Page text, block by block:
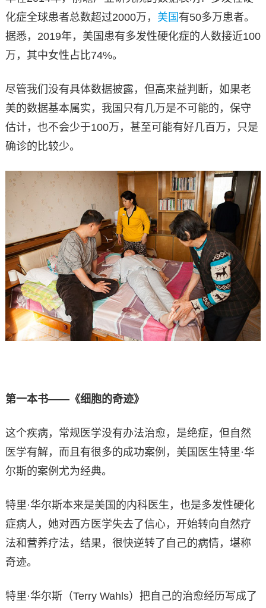
化症全球患者总数超过2000万， 美国 有50多万患者。
据悉，2019年，美国患有多发性硬化症的人数接近100
万，其中女性占比74%。
尽管我们没有具体数据披露，但高来益判断，如果老
美的数据基本属实，我国只有几万是不可能的，保守
估计，也不会少于100万，甚至可能有好几百万，只是
确诊的比较少。
第一本书——《细胞的奇迹》
这个疾病，常规医学没有办法治愈，是绝症，但自然
医学有解，而且有很多的成功案例，美国医生特里·华
尔斯的案例尤为经典。
特里·华尔斯本来是美国的内科医生，也是多发性硬化
症病人，她对西方医学失去了信心，开始转向自然疗
法和营养疗法，结果，很快逆转了自己的病情，堪称
奇迹。
特里·华尔斯（Terry Wahls）把自己的治愈经历写成了